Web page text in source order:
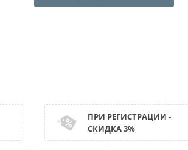
ПРИ РЕГИСТРАЦИИ -
СКИДКА 3%